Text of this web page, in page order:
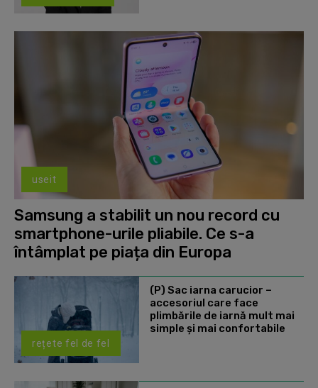
useit
Samsung a stabilit un nou record cu
smartphone-urile pliabile. Ce s-a
întâmplat pe piața din Europa
rețete fel de fel
(P) Sac iarna carucior –
accesoriul care face
plimbările de iarnă mult mai
simple și mai confortabile